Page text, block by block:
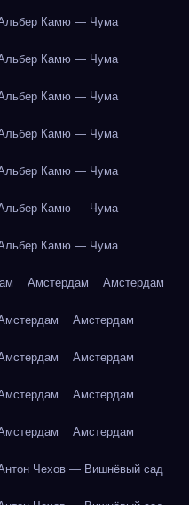
Камю — Чума
Камю — Чума
Камю — Чума
Камю — Чума
Камю — Чума
Камю — Чума
Камю — Чума
Амстердам Амстердам
Амстердам
Амстердам
Амстердам
Амстердам
Чехов — Вишнёвый сад